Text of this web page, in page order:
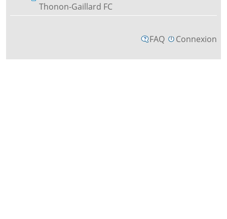
Thonon-Gaillard FC
FAQ Connexion